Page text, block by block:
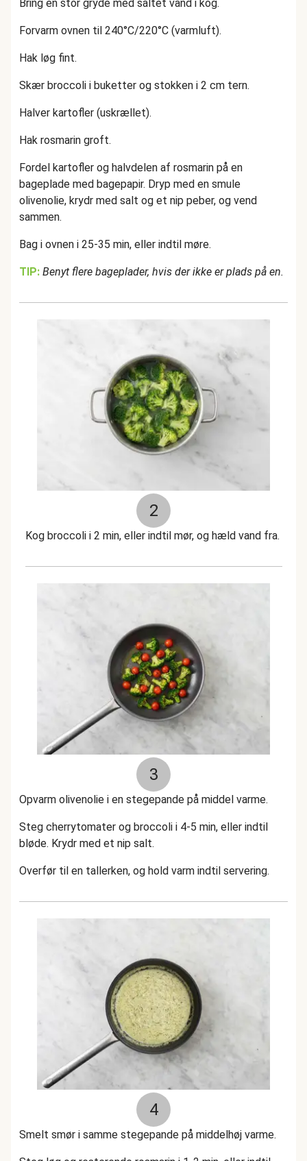
Bring en stor gryde med saltet vand i kog.
Forvarm ovnen til 240°C/220°C (varmluft).
Hak løg fint.
Skær broccoli i buketter og stokken i 2 cm tern.
Halver kartofler (uskrællet).
Hak rosmarin groft.
Fordel kartofler og halvdelen af rosmarin på en
bageplade med bagepapir. Dryp med en smule
olivenolie, krydr med salt og et nip peber, og vend
sammen.
Bag i ovnen i 25-35 min, eller indtil møre.
TIP: Benyt flere bageplader, hvis der ikke er plads på en.
2
Kog broccoli i 2 min, eller indtil mør, og hæld vand fra.
3
Opvarm olivenolie i en stegepande på middel varme.
Steg cherrytomater og broccoli i 4-5 min, eller indtil
bløde. Krydr med et nip salt.
Overfør til en tallerken, og hold varm indtil servering.
4
Smelt smør i samme stegepande på middelhøj varme.